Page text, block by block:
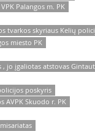
Palangos m. PK
tvarkos skyriaus Kelių
miesto PK
jo įgaliotas atstovas
poskyris
AVPK Skuodo r. PK